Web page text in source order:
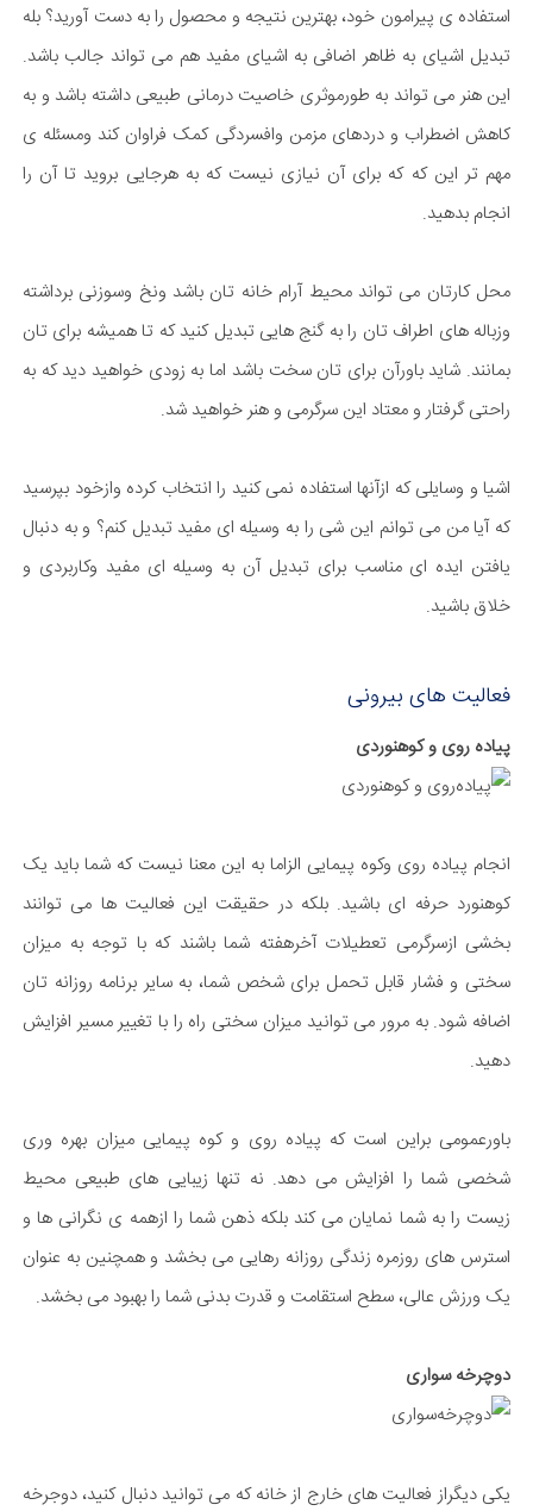
استفاده ی پیرامون خود، بهترین نتیجه و محصول را به دست آورید؟ بله
تبدیل اشیای به ظاهر اضافی به اشیای مفید هم می تواند جالب باشد.
این هنر می تواند به طورموثری خاصیت درمانی طبیعی داشته باشد و به
کاهش اضطراب و دردهای مزمن وافسردگی کمک فراوان کند ومسئله ی
مهم تر این که که برای آن نیازی نیست که به هرجایی بروید تا آن را
انجام بدهید.
محل کارتان می تواند محیط آرام خانه تان باشد ونخ وسوزنی برداشته
وزباله های اطراف تان را به گنج هایی تبدیل کنید که تا همیشه برای تان
بمانند. شاید باورآن برای تان سخت باشد اما به زودی خواهید دید که به
راحتی گرفتار و معتاد این سرگرمی و هنر خواهید شد.
اشیا و وسایلی که ازآنها استفاده نمی کنید را انتخاب کرده وازخود بپرسید
که آیا من می توانم این شی را به وسیله ای مفید تبدیل کنم؟ و به دنبال
یافتن ایده ای مناسب برای تبدیل آن به وسیله ای مفید وکاربردی و
خلاق باشید.
فعالیت های بیرونی
پیاده روی و کوهنوردی
انجام پیاده روی وکوه پیمایی الزاما به این معنا نیست که شما باید یک
کوهنورد حرفه ای باشید. بلکه در حقیقت این فعالیت ها می توانند
بخشی ازسرگرمی تعطیلات آخرهفته شما باشند که با توجه به میزان
سختی و فشار قابل تحمل برای شخص شما، به سایر برنامه روزانه تان
اضافه شود. به مرور می توانید میزان سختی راه را با تغییر مسیر افزایش
دهید.
باورعمومی براین است که پیاده روی و کوه پیمایی میزان بهره وری
شخصی شما را افزایش می دهد. نه تنها زیبایی های طبیعی محیط
زیست را به شما نمایان می کند بلکه ذهن شما را ازهمه ی نگرانی ها و
استرس های روزمره زندگی روزانه رهایی می بخشد و همچنین به عنوان
یک ورزش عالی، سطح استقامت و قدرت بدنی شما را بهبود می بخشد.
دوچرخه سواری
یکی دیگراز فعالیت های خارج از خانه که می توانید دنبال کنید، دوجرخه